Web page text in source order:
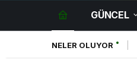
GÜNCEL
NELER OLUYOR